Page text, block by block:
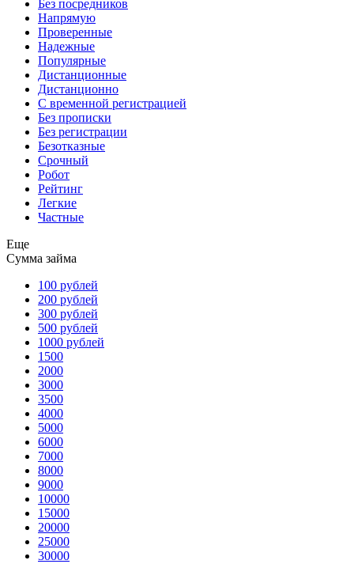
Без посредников
Напрямую
Проверенные
Надежные
Популярные
Дистанционные
Дистанционно
С временной регистрацией
Без прописки
Без регистрации
Безотказные
Срочный
Робот
Рейтинг
Легкие
Частные
Еще
Сумма займа
100 рублей
200 рублей
300 рублей
500 рублей
1000 рублей
1500
2000
3000
3500
4000
5000
6000
7000
8000
9000
10000
15000
20000
25000
30000